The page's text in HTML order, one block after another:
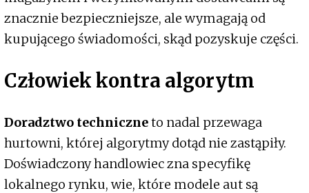
znacznie bezpieczniejsze, ale wymagają od
kupującego świadomości, skąd pozyskuje części.
Człowiek kontra algorytm
Doradztwo techniczneto nadal przewaga
hurtowni, której algorytmy dotąd nie zastąpiły.
Doświadczony handlowiec zna specyfikę
lokalnego rynku, wie, które modele aut są